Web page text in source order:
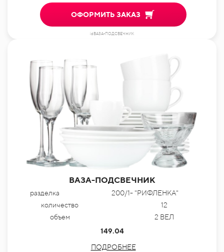
ОФОРМИТЬ ЗАКАЗ
idВАЗА-ПОДСВЕЧНИК
ВАЗА-ПОДСВЕЧНИК
разделка
200/1- "РИФЛЕНКА"
количество
12
объем
2 ВЕЛ
149.04
ПОДРОБНЕЕ